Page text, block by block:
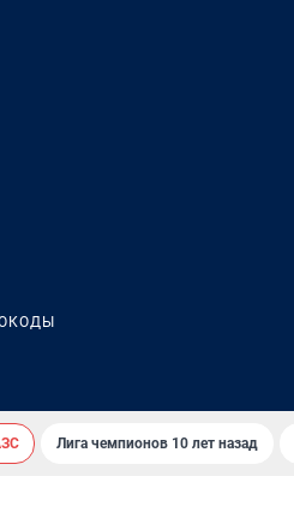
Лига чемпионов 10 лет назад